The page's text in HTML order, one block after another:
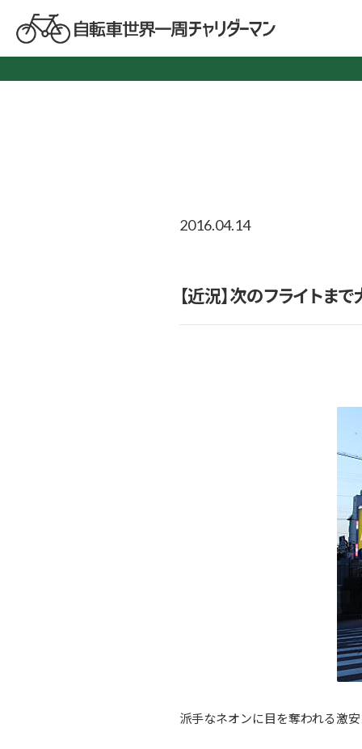
2016.04.14
【近況】次のフライトま
派手なネオンに目を奪われる激